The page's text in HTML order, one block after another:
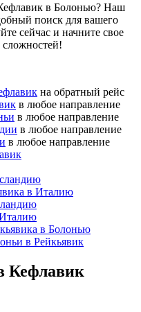
в Болонью? Наш
поиск для вашего
сейчас и начните свое
на обратный рейс
в любое направление
в любое направление
в любое направление
в любое направление
в Италию
в Болонью
в Рейкьявик
Кефлавик